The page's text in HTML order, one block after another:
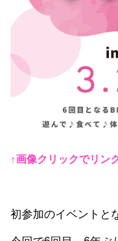
↑画像クリックでリン
初参加のイベントと